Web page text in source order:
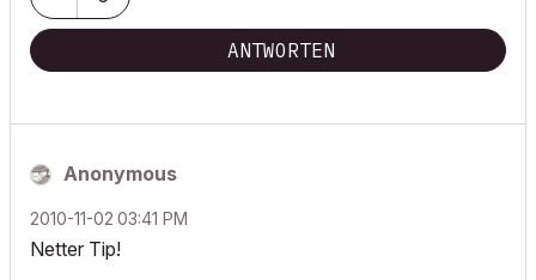
ANTWORTEN
Anonymous
‎2010-11-02 03:41 PM
Netter Tip!